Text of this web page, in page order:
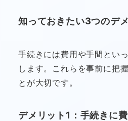
知っておきたい3つのデ
手続きには費用や手間とい
します。これらを事前に把
とが大切です。
デメリット1：手続きに